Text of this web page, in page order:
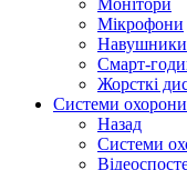
Монітори
Мікрофони
Навушники
Смарт-
Жорсткі
Системи охорони
Назад
Системи